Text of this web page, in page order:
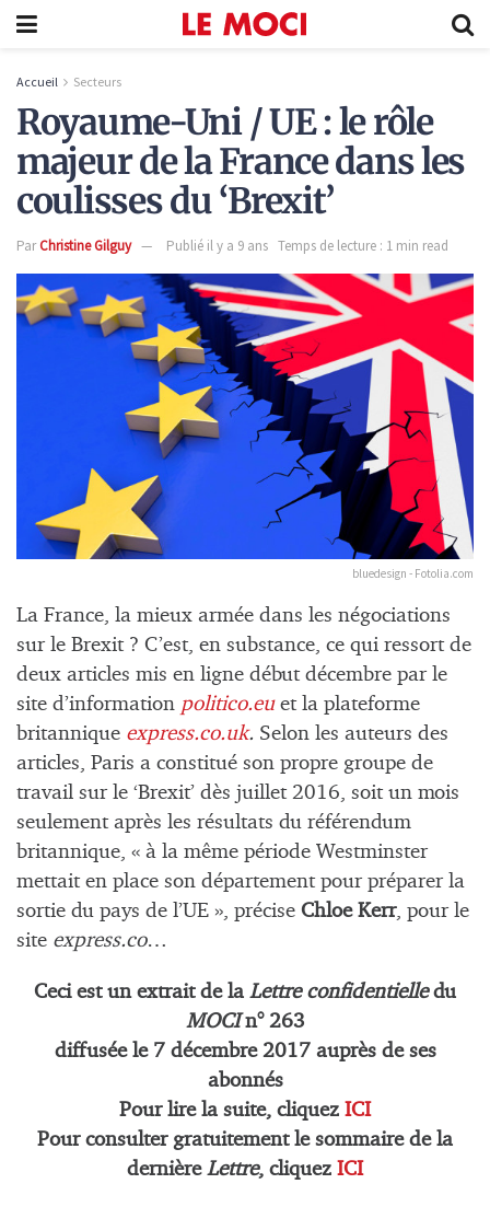
Accueil Secteurs
Royaume-Uni / UE : le rôle
majeur de la France dans les
coulisses du ‘Brexit’
ParChristine Gilguy Publié il y a 9 ans Temps de lecture : 1 min read
bluedesign - Fotolia.com
La France, la mieux armée dans les négociations
sur le Brexit ? C’est, en substance, ce qui ressort de
deux articles mis en ligne début décembre par le
site d’information politico.eu et la plateforme
britannique express.co.uk. Selon les auteurs des
articles, Paris a constitué son propre groupe de
travail sur le ‘Brexit’ dès juillet 2016, soit un mois
seulement après les résultats du référendum
britannique, « à la même période Westminster
mettait en place son département pour préparer la
sortie du pays de l’UE », précise Chloe Kerr, pour le
site express.co…
Ceci est un extrait de la Lettre confidentielledu
MOCIn° 263
diffusée le 7 décembre 2017 auprès de ses
abonnés
Pour lire la suite, cliquez ICI
Pour consulter gratuitement le sommaire de la
dernière Lettre, cliquez ICI